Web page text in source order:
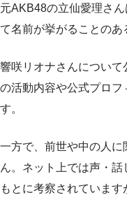
元AKB48の立仙愛理さ
て名前が挙がることのあ
響咲リオナさんについ
の活動内容や公式プロ
す。
一方で、前世や中の人
ん。ネット上では声・
もとに考察されていま